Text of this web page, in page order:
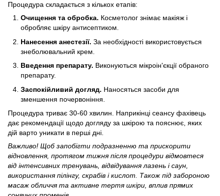
Процедура складається з кількох етапів:
Очищення та обробка. Косметолог знімає макіяж і
обробляє шкіру антисептиком.
Нанесення анестезії. За необхідності використовується
знеболювальний крем.
Введення препарату. Виконуються мікроін'єкції обраного
препарату.
Заспокійливий догляд. Наносяться засоби для
зменшення почервоніння.
Процедура триває 30-60 хвилин. Наприкінці сеансу фахівець
дає рекомендації щодо догляду за шкірою та пояснює, яких
дій варто уникати в перші дні.
Важливо! Щоб запобігти подразненню та прискорити
відновлення, протягом тижня після процедури відмовтеся
від інтенсивних тренувань, відвідування лазень і саун,
використання пілінгу, скрабів і кислот. Також під забороною
масаж обличчя та активне тертя шкіри, вплив прямих